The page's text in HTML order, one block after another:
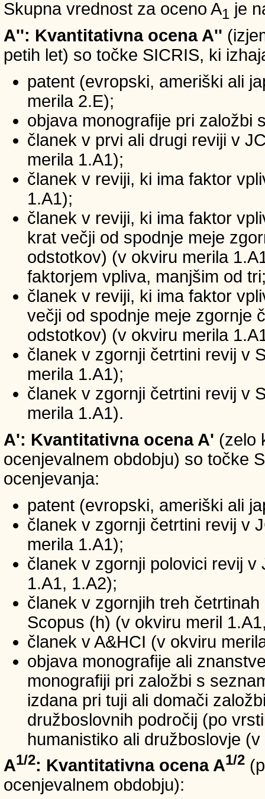
Skupna vrednost za oceno A1 je
A'': Kvantitativna ocena A''
petih let) so točke SICRIS, ki
patent (evropski, ameriški ali
merila 2.E);
objava monografije pri založbi
članek v prvi ali drugi reviji v
merila 1.A1);
članek v reviji, ki ima faktor
1.A1);
članek v reviji, ki ima faktor
krat večji od spodnje meje
odstotkov) (v okviru merila
faktorjem vpliva, manjšim od
članek v reviji, ki ima faktor
večji od spodnje meje zgornje
odstotkov) (v okviru merila
članek v zgornji četrtini revij v
merila 1.A1);
članek v zgornji četrtini revij v
merila 1.A1).
A': Kvantitativna ocena A' (zelo
ocenjevalnem obdobju) so točke
ocenjevanja:
patent (evropski, ameriški ali
članek v zgornji četrtini revij v
merila 1.A1);
članek v zgornji polovici revij
1.A1, 1.A2);
članek v zgornjih treh
Scopus (h) (v okviru meril
članek v A&HCI (v okviru
objava monografije ali
monografiji pri založbi s
izdana pri tuji ali domači
družboslovnih področij (po
humanistiko ali družboslovje
A1/2: Kvantitativna ocena A1/2
ocenjevalnem obdobju):